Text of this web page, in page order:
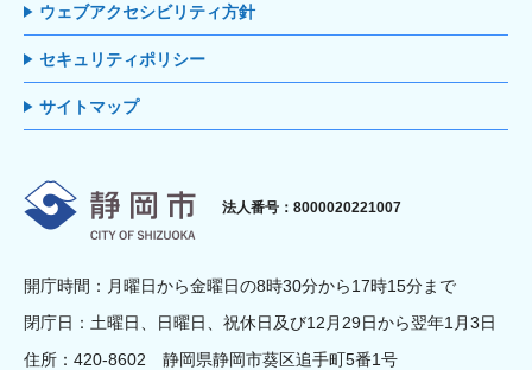
ウェブアクセシビリティ方針
セキュリティポリシー
サイトマップ
静岡市
法人番号：8000020221007
開庁時間：月曜日から金曜日の8時30分から17時15分まで
閉庁日：土曜日、日曜日、祝休日及び12月29日から翌年1月3日
住所：420-8602 静岡県静岡市葵区追手町5番1号